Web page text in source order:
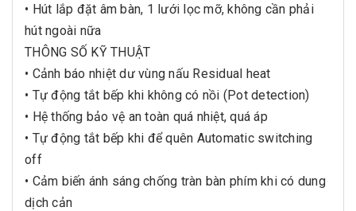
• Hút lắp đặt âm bàn, 1 lưới lọc mỡ, không cần phải
hút ngoài nữa
THÔNG SỐ KỸ THUẬT
• Cảnh báo nhiệt dư vùng nấu Residual heat
• Tự động tắt bếp khi không có nồi (Pot detection)
• Hệ thống bảo vệ an toàn quá nhiệt, quá áp
• Tự động tắt bếp khi để quên Automatic switching
off
• Cảm biến ánh sáng chống tràn bàn phím khi có dung
dịch cản